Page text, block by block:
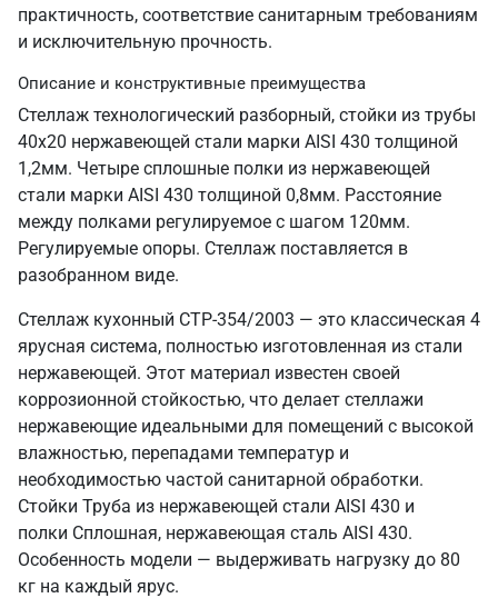
практичность, соответствие санитарным требованиям
и исключительную прочность.
Описание и конструктивные преимущества
Стеллаж технологический разборный, стойки из трубы
40х20 нержавеющей стали марки AISI 430 толщиной
1,2мм. Четыре сплошные полки из нержавеющей
стали марки AISI 430 толщиной 0,8мм. Расстояние
между полками регулируемое с шагом 120мм.
Регулируемые опоры. Стеллаж поставляется в
разобранном виде.
Стеллаж кухонный СТР-354/2003 — это классическая 4
ярусная система, полностью изготовленная из стали
нержавеющей. Этот материал известен своей
коррозионной стойкостью, что делает стеллажи
нержавеющие идеальными для помещений с высокой
влажностью, перепадами температур и
необходимостью частой санитарной обработки.
Стойки Труба из нержавеющей стали AISI 430 и
полки Сплошная, нержавеющая сталь AISI 430.
Особенность модели — выдерживать нагрузку до 80
кг на каждый ярус.